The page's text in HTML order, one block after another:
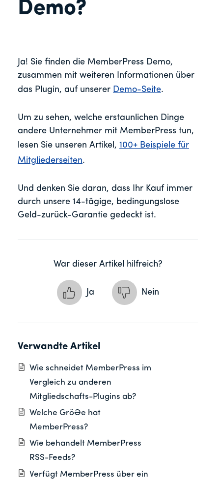
Demo?
Ja! Sie finden die MemberPress Demo,
zusammen mit weiteren Informationen über
das Plugin, auf unserer Demo-Seite.
Um zu sehen, welche erstaunlichen Dinge
andere Unternehmer mit MemberPress tun,
lesen Sie unseren Artikel, 100+ Beispiele für
Mitgliederseiten.
Und denken Sie daran, dass Ihr Kauf immer
durch unsere 14-tägige, bedingungslose
Geld-zurück-Garantie gedeckt ist.
War dieser Artikel hilfreich?
Ja Nein
Verwandte Artikel
Wie schneidet MemberPress im
Vergleich zu anderen
Mitgliedschafts-Plugins ab?
Welche Größe hat
MemberPress?
Wie behandelt MemberPress
RSS-Feeds?
Verfügt MemberPress über ein